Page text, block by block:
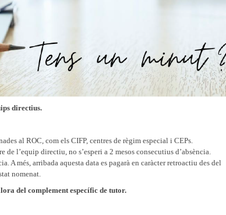
directius.
al ROC, com els CIFP, centres de règim especial i CEPs.
l’equip directiu, no s’esperi a 2 mesos consecutius d’absència.
A més, arribada aquesta data es pagarà en caràcter retroactiu des del
nomenat.
del complement específic de tutor.